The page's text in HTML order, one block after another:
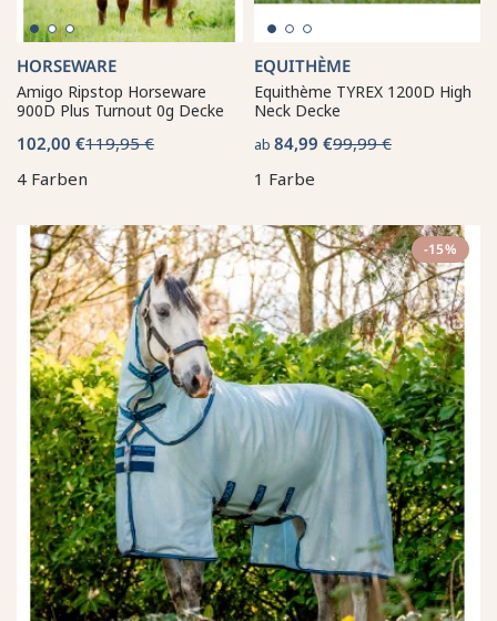
HORSEWARE
Amigo Ripstop Horseware
900D Plus Turnout 0g Decke
102,00 €119,95 €
4 Farben
EQUITHÈME
Equithème TYREX 1200D High
Neck Decke
ab 84,99 €99,99 €
1 Farbe
-15%